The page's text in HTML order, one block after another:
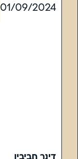
01/09/2024